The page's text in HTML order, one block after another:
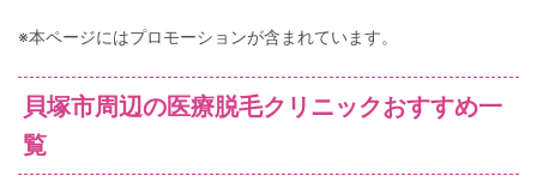
※本ページにはプロモーションが含まれています。
貝塚市周辺の医療脱毛クリニックおすすめ一
覧